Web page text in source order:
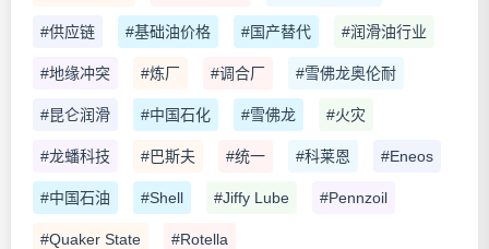
#供应链 #基础油价格 #国产替代 #润滑油行业
#地缘冲突 #炼厂 #调合厂 #雪佛龙奥伦耐
#昆仑润滑 #中国石化 #雪佛龙 #火灾
#龙蟠科技 #巴斯夫 #统一 #科莱恩 #Eneos
#中国石油 #Shell #Jiffy Lube #Pennzoil
#Quaker State #Rotella